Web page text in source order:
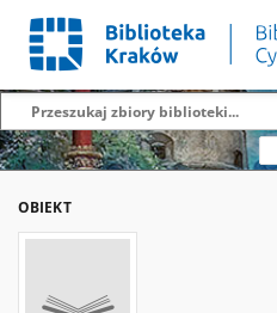
OBIEKT